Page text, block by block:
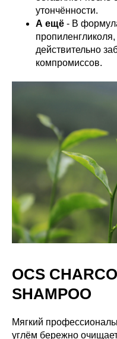
утончённости.
А ещё - В
действительно
компромиссов.
OCS
SHAMPOO
Мягкий
углём бережно